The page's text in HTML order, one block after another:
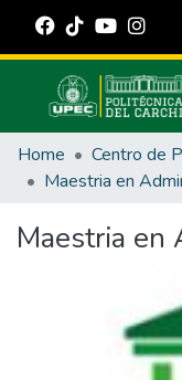
Communities &
All of DSpace
Home
Centro de
Maestria en